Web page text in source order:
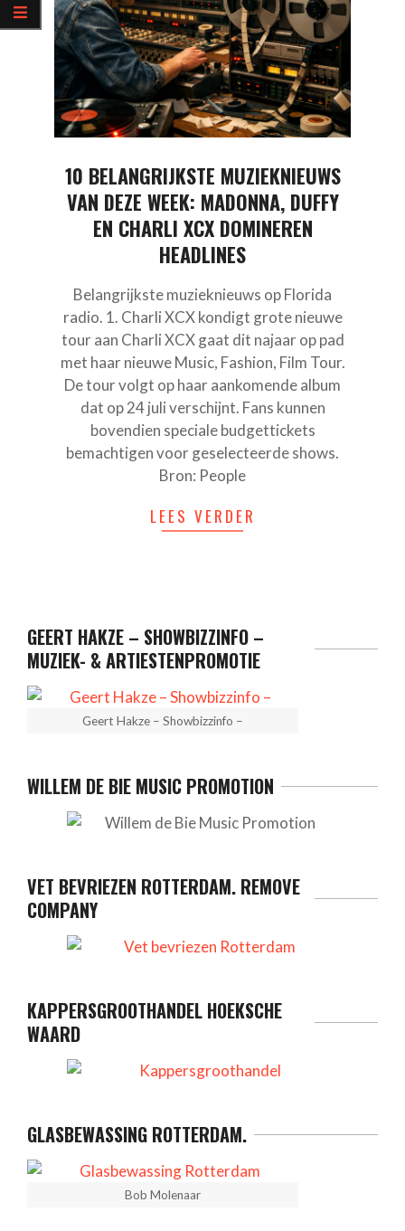
10 BELANGRIJKSTE MUZIEKNIEUWS
VAN DEZE WEEK: MADONNA, DUFFY
EN CHARLI XCX DOMINEREN
HEADLINES
Belangrijkste muzieknieuws op Florida
radio. 1. Charli XCX kondigt grote nieuwe
tour aan Charli XCX gaat dit najaar op pad
met haar nieuwe Music, Fashion, Film Tour.
De tour volgt op haar aankomende album
dat op 24 juli verschijnt. Fans kunnen
bovendien speciale budgettickets
bemachtigen voor geselecteerde shows.
Bron: People
LEES VERDER
GEERT HAKZE – SHOWBIZZINFO –
MUZIEK- & ARTIESTENPROMOTIE
Geert Hakze – Showbizzinfo –
WILLEM DE BIE MUSIC PROMOTION
VET BEVRIEZEN ROTTERDAM. REMOVE
COMPANY
KAPPERSGROOTHANDEL HOEKSCHE
WAARD
GLASBEWASSING ROTTERDAM.
Bob Molenaar